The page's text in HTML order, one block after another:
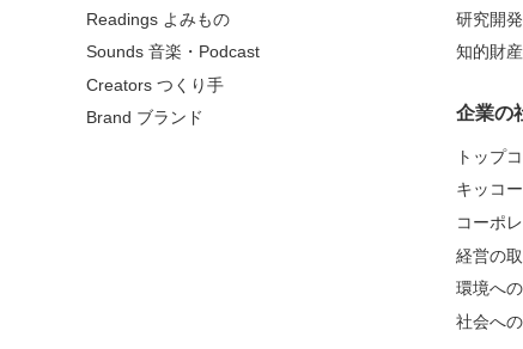
Readings よみもの
Sounds 音楽・Podcast
Creators つくり手
Brand ブランド
研究開
知的財
企業の
トップ
キッコ
コーポ
経営の
環境へ
社会へ